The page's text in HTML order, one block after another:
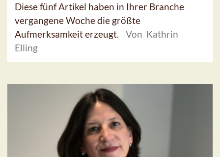
Diese fünf Artikel haben in Ihrer Branche
vergangene Woche die größte
Aufmerksamkeit erzeugt.
Von Kathrin
Elling